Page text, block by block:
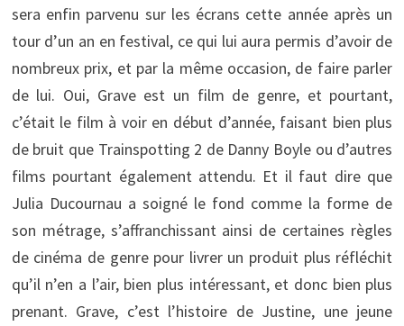
sera enfin parvenu sur les écrans cette année après un
tour d’un an en festival, ce qui lui aura permis d’avoir de
nombreux prix, et par la même occasion, de faire parler
de lui. Oui, Grave est un film de genre, et pourtant,
c’était le film à voir en début d’année, faisant bien plus
de bruit que Trainspotting 2 de Danny Boyle ou d’autres
films pourtant également attendu. Et il faut dire que
Julia Ducournau a soigné le fond comme la forme de
son métrage, s’affranchissant ainsi de certaines règles
de cinéma de genre pour livrer un produit plus réfléchit
qu’il n’en a l’air, bien plus intéressant, et donc bien plus
prenant. Grave, c’est l’histoire de Justine, une jeune